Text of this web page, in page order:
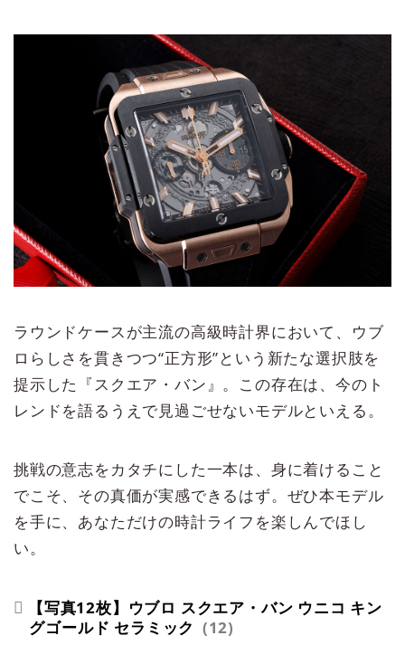
ラウンドケースが主流の高級時計界において、ウブ
ロらしさを貫きつつ“正方形”という新たな選択肢を
提示した『スクエア・バン』。この存在は、今のト
レンドを語るうえで見過ごせないモデルといえる。
挑戦の意志をカタチにした一本は、身に着けること
でこそ、その真価が実感できるはず。ぜひ本モデル
を手に、あなただけの時計ライフを楽しんでほし
い。
【写真12枚】ウブロ スクエア・バン ウニコ キン
グゴールド セラミック
12